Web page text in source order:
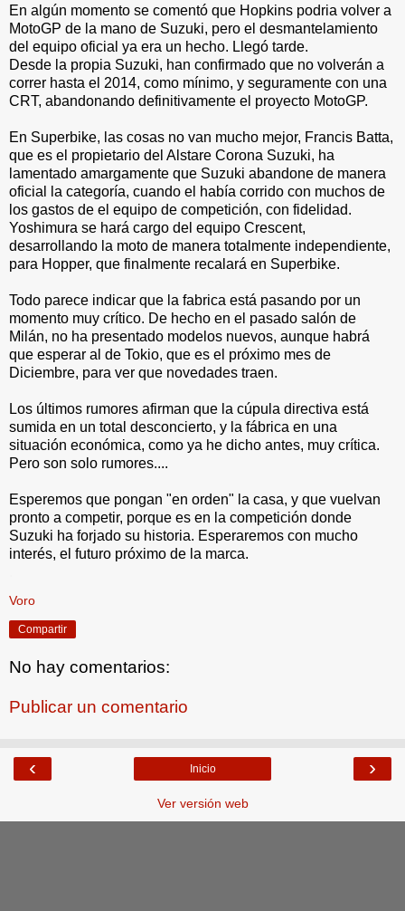
En algún momento se comentó que Hopkins podria volver a
MotoGP de la mano de Suzuki, pero el desmantelamiento
del equipo oficial ya era un hecho. Llegó tarde.
Desde la propia Suzuki, han confirmado que no volverán a
correr hasta el 2014, como mínimo, y seguramente con una
CRT, abandonando definitivamente el proyecto MotoGP.
En Superbike, las cosas no van mucho mejor, Francis Batta,
que es el propietario del Alstare Corona Suzuki, ha
lamentado amargamente que Suzuki abandone de manera
oficial la categoría, cuando el había corrido con muchos de
los gastos de el equipo de competición, con fidelidad.
Yoshimura se hará cargo del equipo Crescent,
desarrollando la moto de manera totalmente independiente,
para Hopper, que finalmente recalará en Superbike.
Todo parece indicar que la fabrica está pasando por un
momento muy crítico. De hecho en el pasado salón de
Milán, no ha presentado modelos nuevos, aunque habrá
que esperar al de Tokio, que es el próximo mes de
Diciembre, para ver que novedades traen.
Los últimos rumores afirman que la cúpula directiva está
sumida en un total desconcierto, y la fábrica en una
situación económica, como ya he dicho antes, muy crítica.
Pero son solo rumores....
Esperemos que pongan "en orden" la casa, y que vuelvan
pronto a competir, porque es en la competición donde
Suzuki ha forjado su historia. Esperaremos con mucho
interés, el futuro próximo de la marca.
Voro
Compartir
No hay comentarios:
Publicar un comentario
‹ ›
Inicio
Ver versión web